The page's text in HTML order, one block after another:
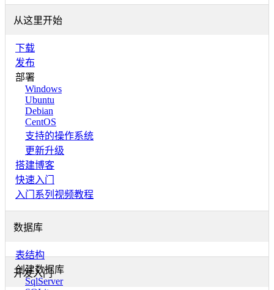
从这里开始
下载
发布
部署
Windows
Ubuntu
Debian
CentOS
支持的操作系统
更新升级
搭建博客
快速入门
入门系列视频教程
数据库
表结构
创建数据库
SqlServer
开发入门